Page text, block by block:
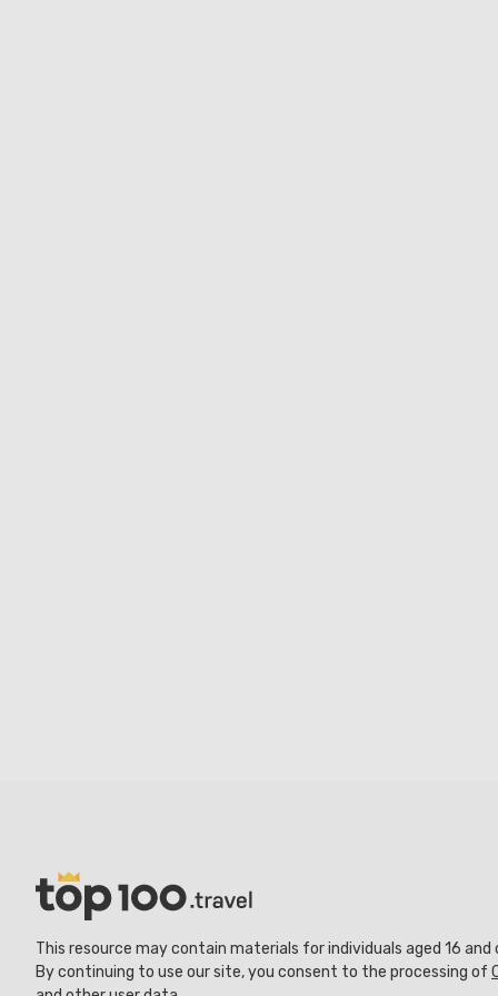
This resource may contain materials for individuals aged 16 and
By continuing to use our site, you consent to the processing of